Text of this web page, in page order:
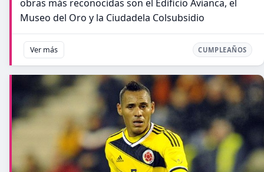
obras más reconocidas son el Edificio Avianca, el
Museo del Oro y la Ciudadela Colsubsidio
Ver más CUMPLEAÑOS